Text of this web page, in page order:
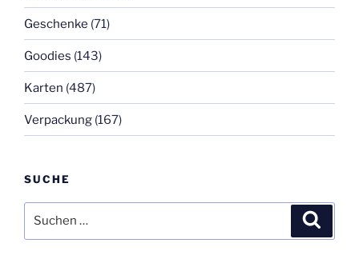
Geschenke (71)
Goodies (143)
Karten (487)
Verpackung (167)
SUCHE
nach: